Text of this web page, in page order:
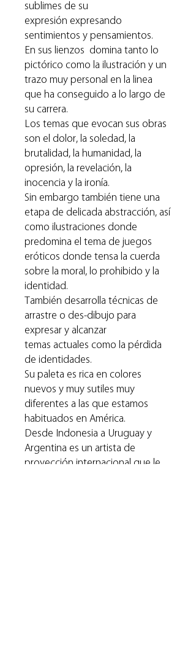
sublimes de su
expresión expresando
sentimientos y pensamientos.
En sus lienzos domina tanto lo
pictórico como la ilustración y un
trazo muy personal en la linea
que ha conseguido a lo largo de
su carrera.
Los temas que evocan sus obras
son el dolor, la soledad, la
brutalidad, la humanidad, la
opresión, la revelación, la
inocencia y la ironía.
Sin embargo también tiene una
etapa de delicada abstracción, así
como ilustraciones donde
predomina el tema de juegos
eróticos donde tensa la cuerda
sobre la moral, lo prohibido y la
identidad.
También desarrolla técnicas de
arrastre o des-dibujo para
expresar y alcanzar
temas actuales como la pérdida
de identidades.
Su paleta es rica en colores
nuevos y muy sutiles muy
diferentes a las que estamos
habituados en América.
Desde Indonesia a Uruguay y
Argentina es un artista de
proyección internacional que le